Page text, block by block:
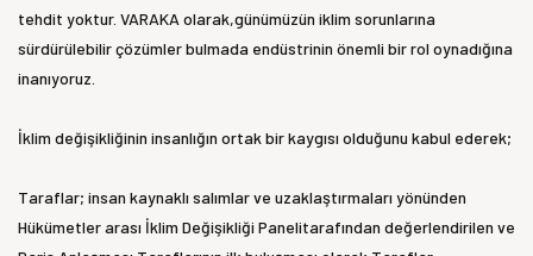
tehdit yoktur. VARAKA olarak,günümüzün iklim sorunlarına
sürdürülebilir çözümler bulmada endüstrinin önemli bir rol oynadığına
inanıyoruz.
İklim değişikliğinin insanlığın ortak bir kaygısı olduğunu kabul ederek;
Taraflar; insan kaynaklı salımlar ve uzaklaştırmaları yönünden
Hükümetler arası İklim Değişikliği Panelitarafından değerlendirilen ve